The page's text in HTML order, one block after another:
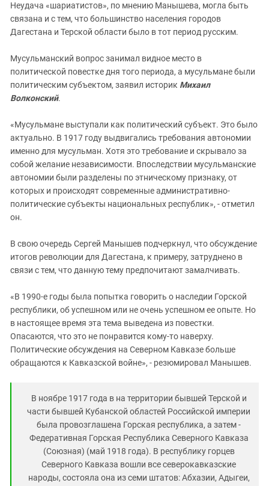
Неудача «шариатистов», по мнению Манышева, могла быть
связана и с тем, что большинство населения городов
Дагестана и Терской области было в тот период русским.
Мусульманский вопрос занимал видное место в
политической повестке дня того периода, а мусульмане были
политическим субъектом, заявил историк Михаил
Волконский.
«Мусульмане выступали как политический субъект. Это было
актуально. В 1917 году выдвигались требования автономии
именно для мусульман. Хотя это требование и скрывало за
собой желание независимости. Впоследствии мусульманские
автономии были разделены по этническому признаку, от
которых и происходят современные административно-
политические субъекты национальных республик», - отметил
он.
В свою очередь Сергей Манышев подчеркнул, что обсуждение
итогов революции для Дагестана, к примеру, затруднено в
связи с тем, что данную тему предпочитают замалчивать.
«В 1990-е годы была попытка говорить о наследии Горской
республики, об успешном или не очень успешном ее опыте. Но
в настоящее время эта тема выведена из повестки.
Опасаются, что это не понравится кому-то наверху.
Политические обсуждения на Северном Кавказе больше
обращаются к Кавказской войне», - резюмировал Манышев.
В ноябре 1917 года в на территории бывшей Терской и
части бывшей Кубанской областей Российской империи
была провозглашена Горская республика, а затем -
Федеративная Горская Республика Северного Кавказа
(Союзная) (май 1918 года). В республику горцев
Северного Кавказа вошли все северокавказские
народы, состояла она из семи штатов: Абхазии, Адыгеи,